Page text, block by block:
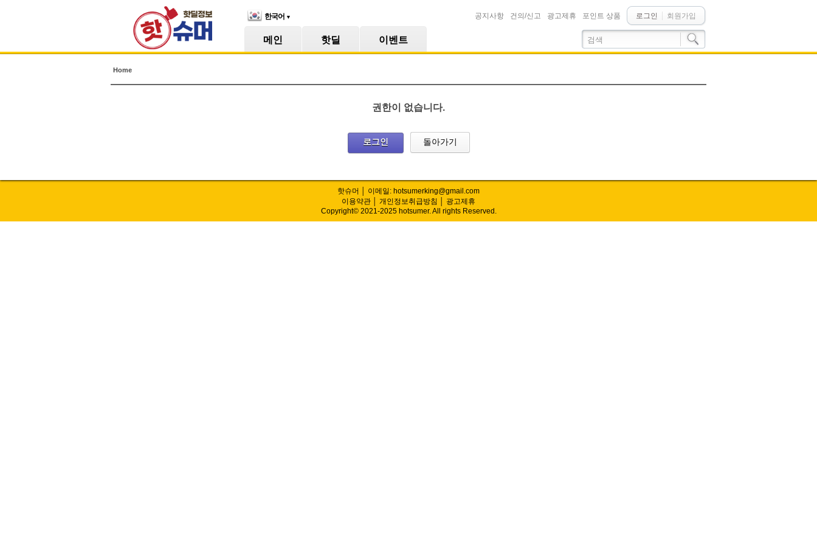
한국어 ▼ 로그인 회원가입
공지사항 건의/신고 광고제휴 포인트 상품
메인 핫딜 이벤트
Home
권한이 없습니다.
로그인 돌아가기
핫슈머 │ 이메일: hotsumerking@gmail.com
이용약관
개인정보취급방침
광고제휴
Copyright© 2021-2025 hotsumer. All rights Reserved.